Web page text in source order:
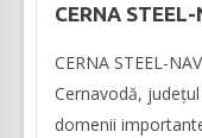
CERNA
CERNA STEEL-
Cernavodă,
domenii